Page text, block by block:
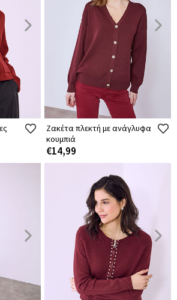
Ζακέτα πλεκτή με ανάγλυφα
κουμπιά
€14,99